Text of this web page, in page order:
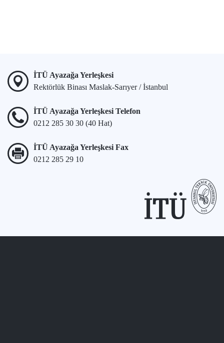
İTÜ Ayazağa Yerleşkesi
Rektörlük Binası Maslak-Sarıyer / İstanbul
İTÜ Ayazağa Yerleşkesi Telefon
0212 285 30 30 (40 Hat)
İTÜ Ayazağa Yerleşkesi Fax
0212 285 29 10